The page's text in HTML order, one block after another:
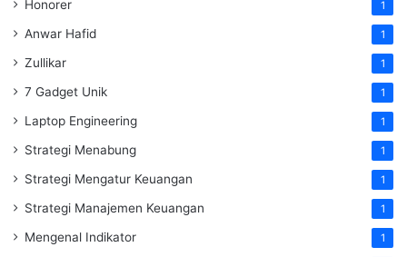
Honorer 1
Anwar Hafid 1
Zullikar 1
7 Gadget Unik 1
Laptop Engineering 1
Strategi Menabung 1
Strategi Mengatur Keuangan 1
Strategi Manajemen Keuangan 1
Mengenal Indikator 1